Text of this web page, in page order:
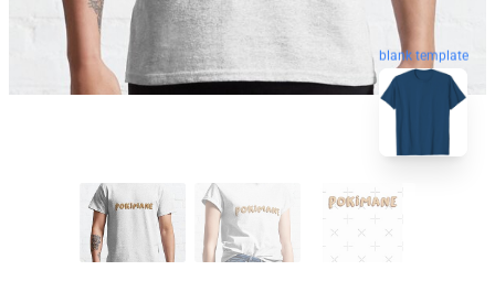
blank template